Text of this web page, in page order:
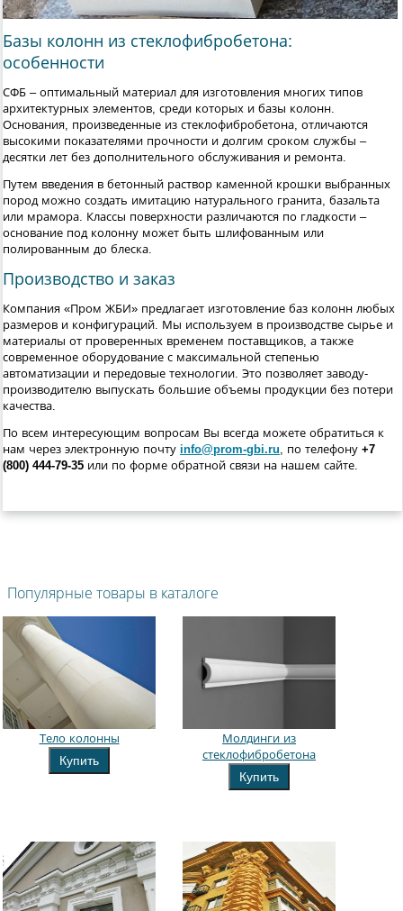
Базы колонн из стеклофибробетона:
особенности
СФБ – оптимальный материал для изготовления многих типов
архитектурных элементов, среди которых и базы колонн.
Основания, произведенные из стеклофибробетона, отличаются
высокими показателями прочности и долгим сроком службы –
десятки лет без дополнительного обслуживания и ремонта.
Путем введения в бетонный раствор каменной крошки выбранных
пород можно создать имитацию натурального гранита, базальта
или мрамора. Классы поверхности различаются по гладкости –
основание под колонну может быть шлифованным или
полированным до блеска.
Производство и заказ
Компания «Пром ЖБИ» предлагает изготовление баз колонн любых
размеров и конфигураций. Мы используем в производстве сырье и
материалы от проверенных временем поставщиков, а также
современное оборудование с максимальной степенью
автоматизации и передовые технологии. Это позволяет заводу-
производителю выпускать большие объемы продукции без потери
качества.
По всем интересующим вопросам Вы всегда можете обратиться к
нам через электронную почту info@prom-gbi.ru, по телефону +7
(800) 444-79-35 или по форме обратной связи на нашем сайте.
Популярные товары в каталоге
Тело колонны
Купить
Молдинги из
стеклофибробетона
Купить